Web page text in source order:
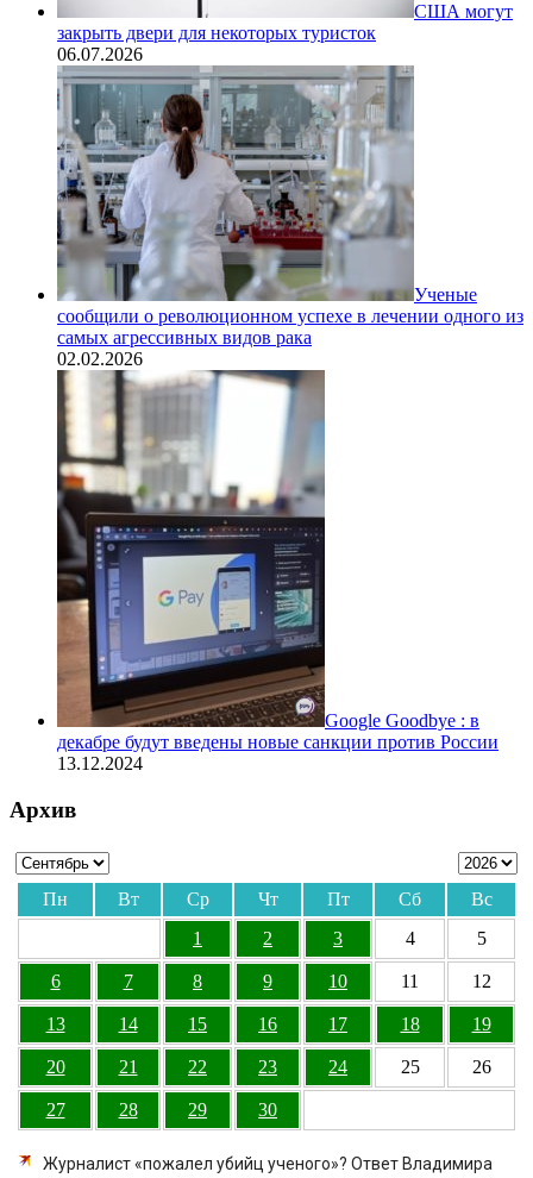
США могут
закрыть двери для некоторых туристок
06.07.2026
Ученые
сообщили о революционном успехе в лечении одного из
самых агрессивных видов рака
02.02.2026
Google Goodbye : в
декабре будут введены новые санкции против России
13.12.2024
Архив
Пн Вт Ср Чт Пт Сб
Вс
1
2 3 4 5
6 7 8 9 10 11 12
13 14 15 16 17 18 19
20 21 22 23 24 25 26
27 28 29 30
Журналист «пожалел убийц ученого»? Ответ Владимира